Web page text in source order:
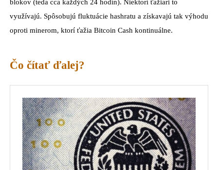
blokov (teda cca každých 24 hodín). Niektorí ťažiari to
využívajú. Spôsobujú fluktuácie hashratu a získavajú tak výhodu
oproti minerom, ktorí ťažia Bitcoin Cash kontinuálne.
Čo čítať ďalej?